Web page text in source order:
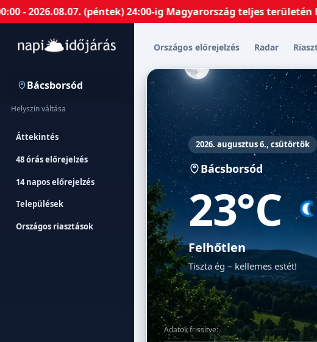
(péntek) 24:00-ig Magyarország teljes területén harmadfokú
Bácsborsód
Helyszín váltása
Áttekintés
48 órás előrejelzés
14 napos előrejelzés
Települések
Országos riasztások
Országos előrejelzés Radar
2026. augusztus 6., csütörtök
Bácsborsód
23°C
Felhőtlen
Tiszta ég – kellemes estét!
Adatok frissítve: